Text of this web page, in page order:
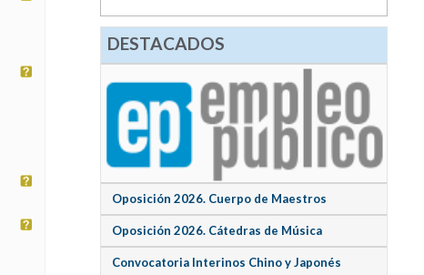
DESTACADOS
Oposición 2026. Cuerpo de Maestros
Oposición 2026. Cátedras de Música
Convocatoria Interinos Chino y Japonés